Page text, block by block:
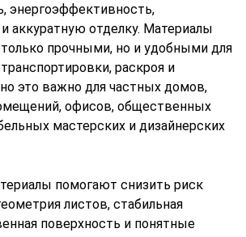
энергоэффективность,
и аккуратную отделку. Материалы
прочными, но и удобными для
раскроя и
это важно для частных домов,
офисов, общественных
мастерских и дизайнерских
помогают снизить риск
листов, стабильная
поверхность и понятные